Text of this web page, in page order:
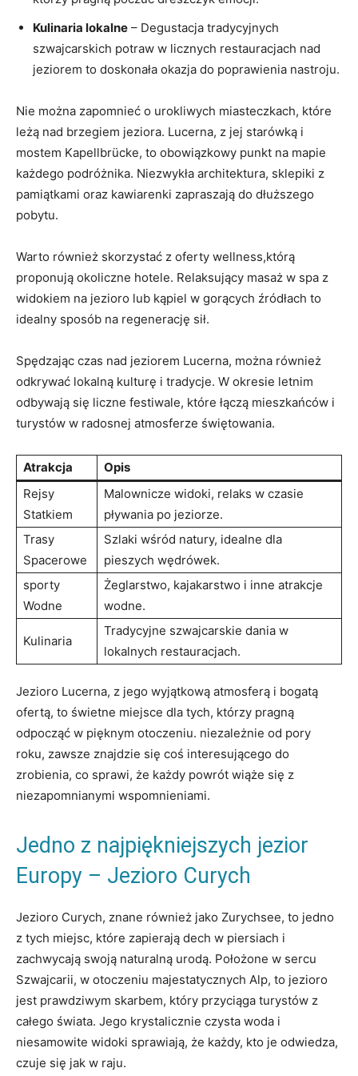
Kulinaria lokalne – Degustacja tradycyjnych
szwajcarskich potraw w licznych restauracjach nad
jeziorem to doskonała okazja do poprawienia nastroju.
Nie można zapomnieć o urokliwych miasteczkach, które
leżą nad brzegiem jeziora. Lucerna, z jej starówką i
mostem Kapellbrücke, to obowiązkowy punkt na mapie
każdego podróżnika. Niezwykła architektura, sklepiki z
pamiątkami oraz kawiarenki zapraszają do dłuższego
pobytu.
Warto również skorzystać z oferty wellness,którą
proponują okoliczne hotele. Relaksujący masaż w spa z
widokiem na jezioro lub kąpiel w gorących źródłach to
idealny sposób na regenerację sił.
Spędzając czas nad jeziorem Lucerna, można również
odkrywać lokalną kulturę i tradycje. W okresie letnim
odbywają się liczne festiwale, które łączą mieszkańców i
turystów w radosnej atmosferze świętowania.
Atrakcja
Opis
Rejsy
Statkiem
Malownicze widoki, relaks w czasie
pływania po jeziorze.
Trasy
Spacerowe
Szlaki wśród natury, idealne dla
pieszych wędrówek.
sporty
Wodne
Żeglarstwo, kajakarstwo i inne atrakcje
wodne.
Kulinaria
Tradycyjne szwajcarskie dania w
lokalnych restauracjach.
Jezioro Lucerna, z jego wyjątkową atmosferą i bogatą
ofertą, to świetne miejsce dla tych, którzy pragną
odpocząć w pięknym otoczeniu. niezależnie od pory
roku, zawsze znajdzie się coś interesującego do
zrobienia, co sprawi, że każdy powrót wiąże się z
niezapomnianymi wspomnieniami.
Jedno z najpiękniejszych jezior
Europy – Jezioro Curych
Jezioro Curych, znane również jako Zurychsee, to jedno
z tych miejsc, które zapierają dech w piersiach i
zachwycają swoją naturalną urodą. Położone w sercu
Szwajcarii, w otoczeniu majestatycznych Alp, to jezioro
jest prawdziwym skarbem, który przyciąga turystów z
całego świata. Jego krystalicznie czysta woda i
niesamowite widoki sprawiają, że każdy, kto je odwiedza,
czuje się jak w raju.